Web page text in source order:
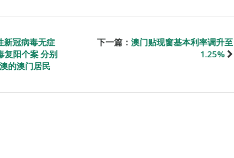
新冠病毒无症
复阳个案 分别
的澳门居民
下一篇： 澳门贴现窗基本利率调升至
1.25%